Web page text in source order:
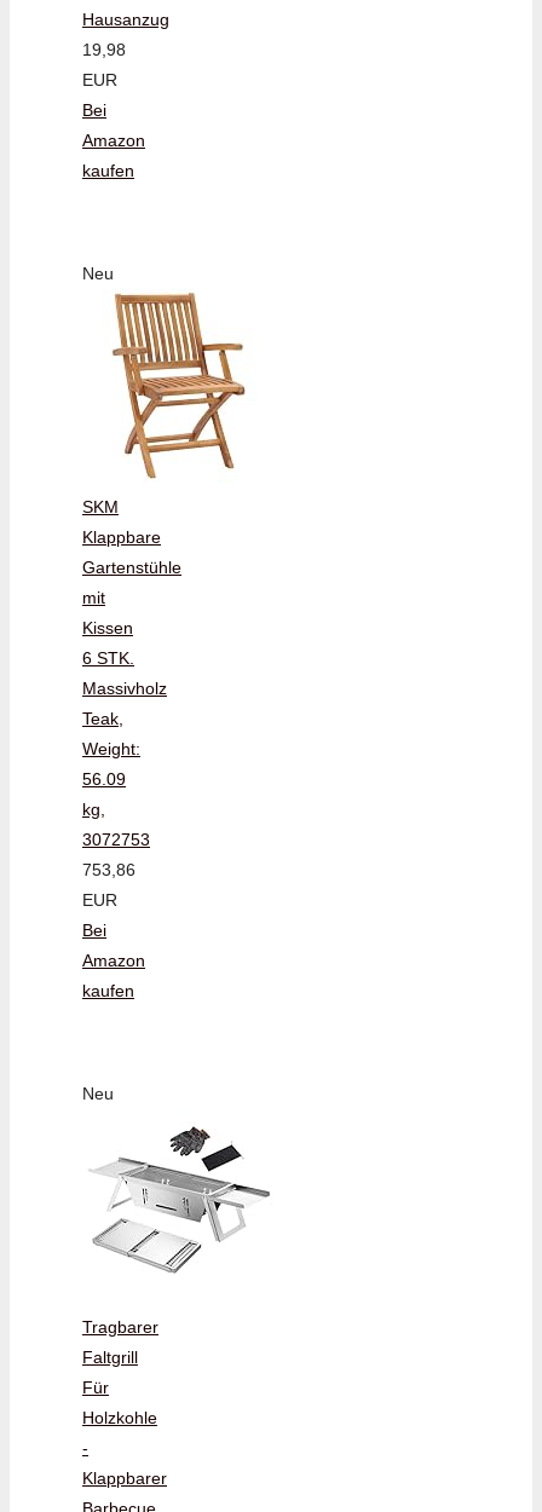
Hausanzug
19,98
EUR
Bei
Amazon
kaufen
Neu
SKM
Klappbare
Gartenstühle
mit
Kissen
6 STK.
Massivholz
Teak,
Weight:
56.09
kg,
3072753
753,86
EUR
Bei
Amazon
kaufen
Neu
Tragbarer
Faltgrill
Für
Holzkohle
-
Klappbarer
Barbecue